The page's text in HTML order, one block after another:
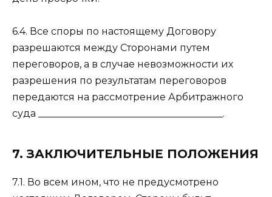
6.4. Все споры по настоящему Договору
разрешаются между Сторонами путем
переговоров, а в случае невозможности их
разрешения по результатам переговоров
передаются на рассмотрение Арбитражного
суда ______________________________________.
7. ЗАКЛЮЧИТЕЛЬНЫЕ ПОЛОЖЕНИЯ
7.1. Во всем ином, что не предусмотрено